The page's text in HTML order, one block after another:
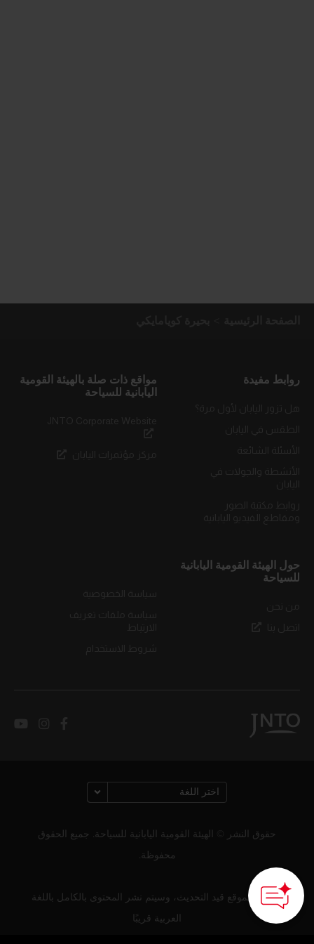
روابط مفيدة
مواقع ذات صلة بالهيئة القومية
اليابانية للسياحة
حول الهيئة القومية اليابانية
للسياحة
حقوق النشر © الهيئة القومية اليابانية للسياحة. جميع الحقوق
محفوظة.
لا يزال الموقع قيد التحديث، وسيتم نشر المحتوى بالكامل باللغة
العربية قريبًا